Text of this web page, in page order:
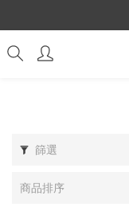
篩選
商品排序